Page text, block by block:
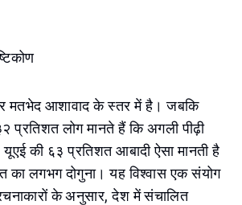
मतभेद आशावाद के स्तर में है। जबकि
प्रतिशत लोग मानते हैं कि अगली पीढ़ी
की ६३ प्रतिशत आबादी ऐसा मानती है
का लगभग दोगुना। यह विश्वास एक संयोग
के अनुसार, देश में संचालित